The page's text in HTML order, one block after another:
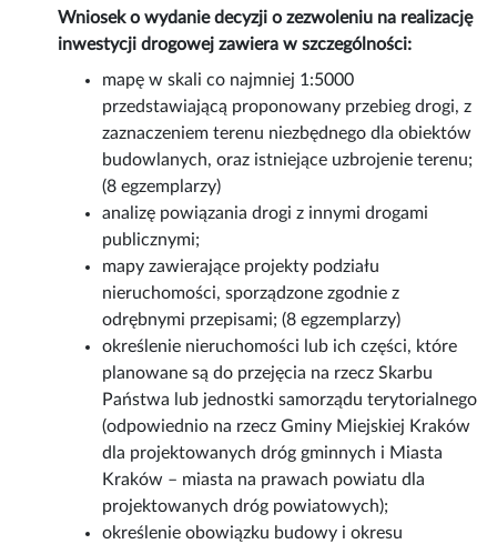
Wniosek o wydanie decyzji o zezwoleniu na realizację
inwestycji drogowej zawiera w szczególności:
mapę w skali co najmniej 1:5000
przedstawiającą proponowany przebieg drogi, z
zaznaczeniem terenu niezbędnego dla obiektów
budowlanych, oraz istniejące uzbrojenie terenu;
(8 egzemplarzy)
analizę powiązania drogi z innymi drogami
publicznymi;
mapy zawierające projekty podziału
nieruchomości, sporządzone zgodnie z
odrębnymi przepisami; (8 egzemplarzy)
określenie nieruchomości lub ich części, które
planowane są do przejęcia na rzecz Skarbu
Państwa lub jednostki samorządu terytorialnego
(odpowiednio na rzecz Gminy Miejskiej Kraków
dla projektowanych dróg gminnych i Miasta
Kraków – miasta na prawach powiatu dla
projektowanych dróg powiatowych);
określenie obowiązku budowy i okresu